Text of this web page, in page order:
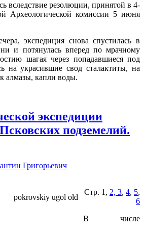
вследствие резолюции, принятой в 4-
Археологической комиссии 5 июня
экспедиция снова спустилась в
и потянулась вперед по мрачному
шагая через попадавшиеся под
на украсившие свод сталактиты, на
алмазы, капли воды.
экспедиции
подземелий.
Григорьевич
Стр. 1, 2, 3, 4, 5,
6
В числе